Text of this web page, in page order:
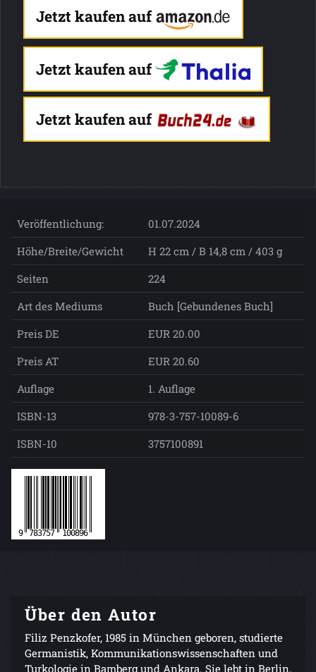
Jetzt kaufen auf
Jetzt kaufen auf
Jetzt kaufen auf
Veröffentlichung:
01.07.2024
Höhe/Breite/Gewicht
H 22 cm / B 14,8 cm / 403 g
Seiten
224
Art des Mediums
Buch [Gebundenes Buch]
Preis DE
EUR 20.00
Preis AT
EUR 20.60
Auflage
1. Auflage
ISBN-13
978-3-757-10089-6
ISBN-10
3757100891
Über den Autor
Filiz Penzkofer, 1985 in München geboren, studierte
Germanistik, Kommunikationswissenschaften und
Turkologie in Bamberg und Ankara. Sie lebt in Berlin,